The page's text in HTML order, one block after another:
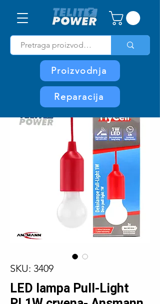
Proizvodnja
Reparacija
SKU: 3409
LED lampa Pull-Light